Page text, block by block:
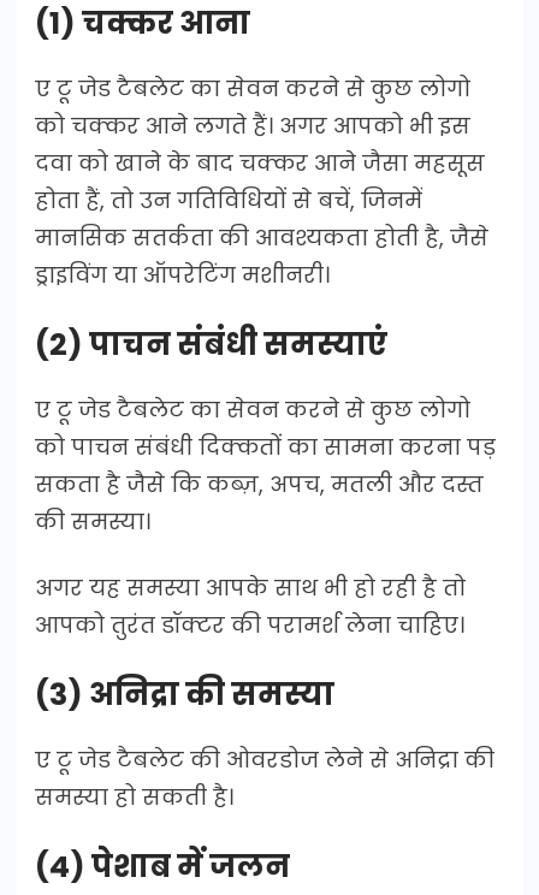
(1) चक्कर आना
ए टू जेड टैबलेट का सेवन करने से कुछ लोगो
को चक्कर आने लगते हैं। अगर आपको भी इस
दवा को खाने के बाद चक्कर आने जैसा महसूस
होता हैं, तो उन गतिविधियों से बचें, जिनमें
मानसिक सतर्कता की आवश्यकता होती है, जैसे
ड्राइविंग या ऑपरेटिंग मशीनरी।
(2) पाचन संबंधी समस्याएं
ए टू जेड टैबलेट का सेवन करने से कुछ लोगो
को पाचन संबंधी दिक्कतों का सामना करना पड़
सकता है जैसे कि कब्ज़, अपच, मतली और दस्त
की समस्या।
अगर यह समस्या आपके साथ भी हो रही है तो
आपको तुरंत डॉक्टर की परामर्श लेना चाहिए।
(3) अनिद्रा की समस्या
ए टू जेड टैबलेट की ओवरडोज लेने से अनिद्रा की
समस्या हो सकती है।
(4) पेशाब में जलन